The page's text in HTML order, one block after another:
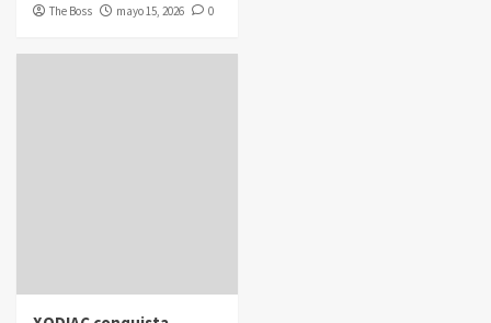
The Boss mayo 15, 2026 0